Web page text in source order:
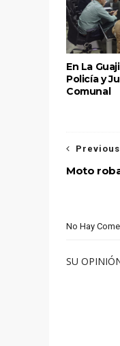
En La
Policía y
Comunal
Previous
Moto
No Hay
SU